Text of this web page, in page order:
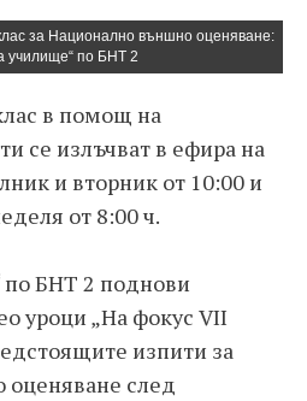
за Национално външно оценяване:
училище“ по БНТ 2
в помощ на
се излъчват в ефира на
и вторник от 10:00 и
от 8:00 ч.
по БНТ 2 поднови
уроци „На фокус VII
стоящите изпити за
оценяване след